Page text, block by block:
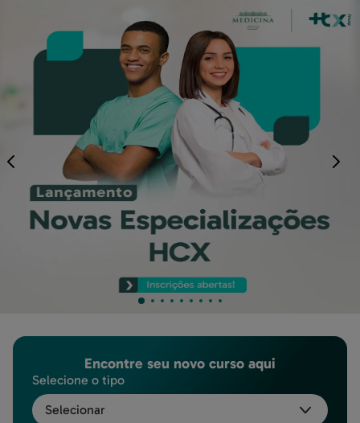
Encontre seu novo curso aqui
Selecione o tipo
Selecionar